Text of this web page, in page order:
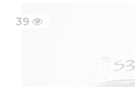
39